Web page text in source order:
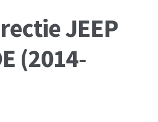
JEEP
(2014-